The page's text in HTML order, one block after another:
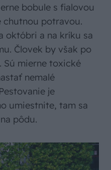
bobule s fialovou
chutnou potravou.
októbri a na kríku sa
Človek by však po
Sú mierne toxické
nemalé
je
umiestnite, tam sa
pôdu.